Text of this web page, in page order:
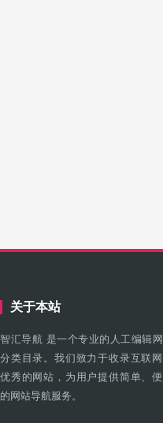
关于本站
智汇导航 是一个专业的人工编辑
分类目录。我们致力于收录互联
优秀的网站，为用户提供简单、
的网站导航服务。